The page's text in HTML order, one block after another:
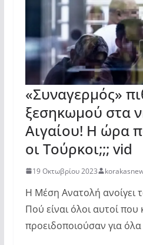
«Συναγερμός»
ξεσηκωμού στα
Αιγαίου! Η ώρα
οι Τούρκοι;;; vid
19 Οκτωβρίου 2023
Η Μέση Ανατολή ανοίγει
Πού είναι όλοι αυτοί
προειδοποιούσαν για